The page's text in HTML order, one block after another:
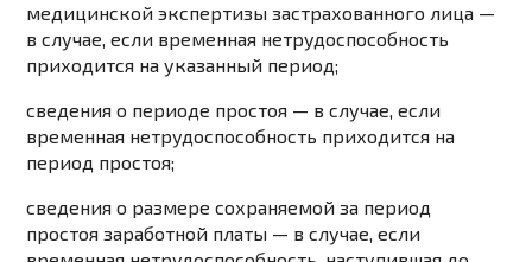
медицинской экспертизы застрахованного лица —
в случае, если временная нетрудоспособность
приходится на указанный период;
сведения о периоде простоя — в случае, если
временная нетрудоспособность приходится на
период простоя;
сведения о размере сохраняемой за период
простоя заработной платы — в случае, если